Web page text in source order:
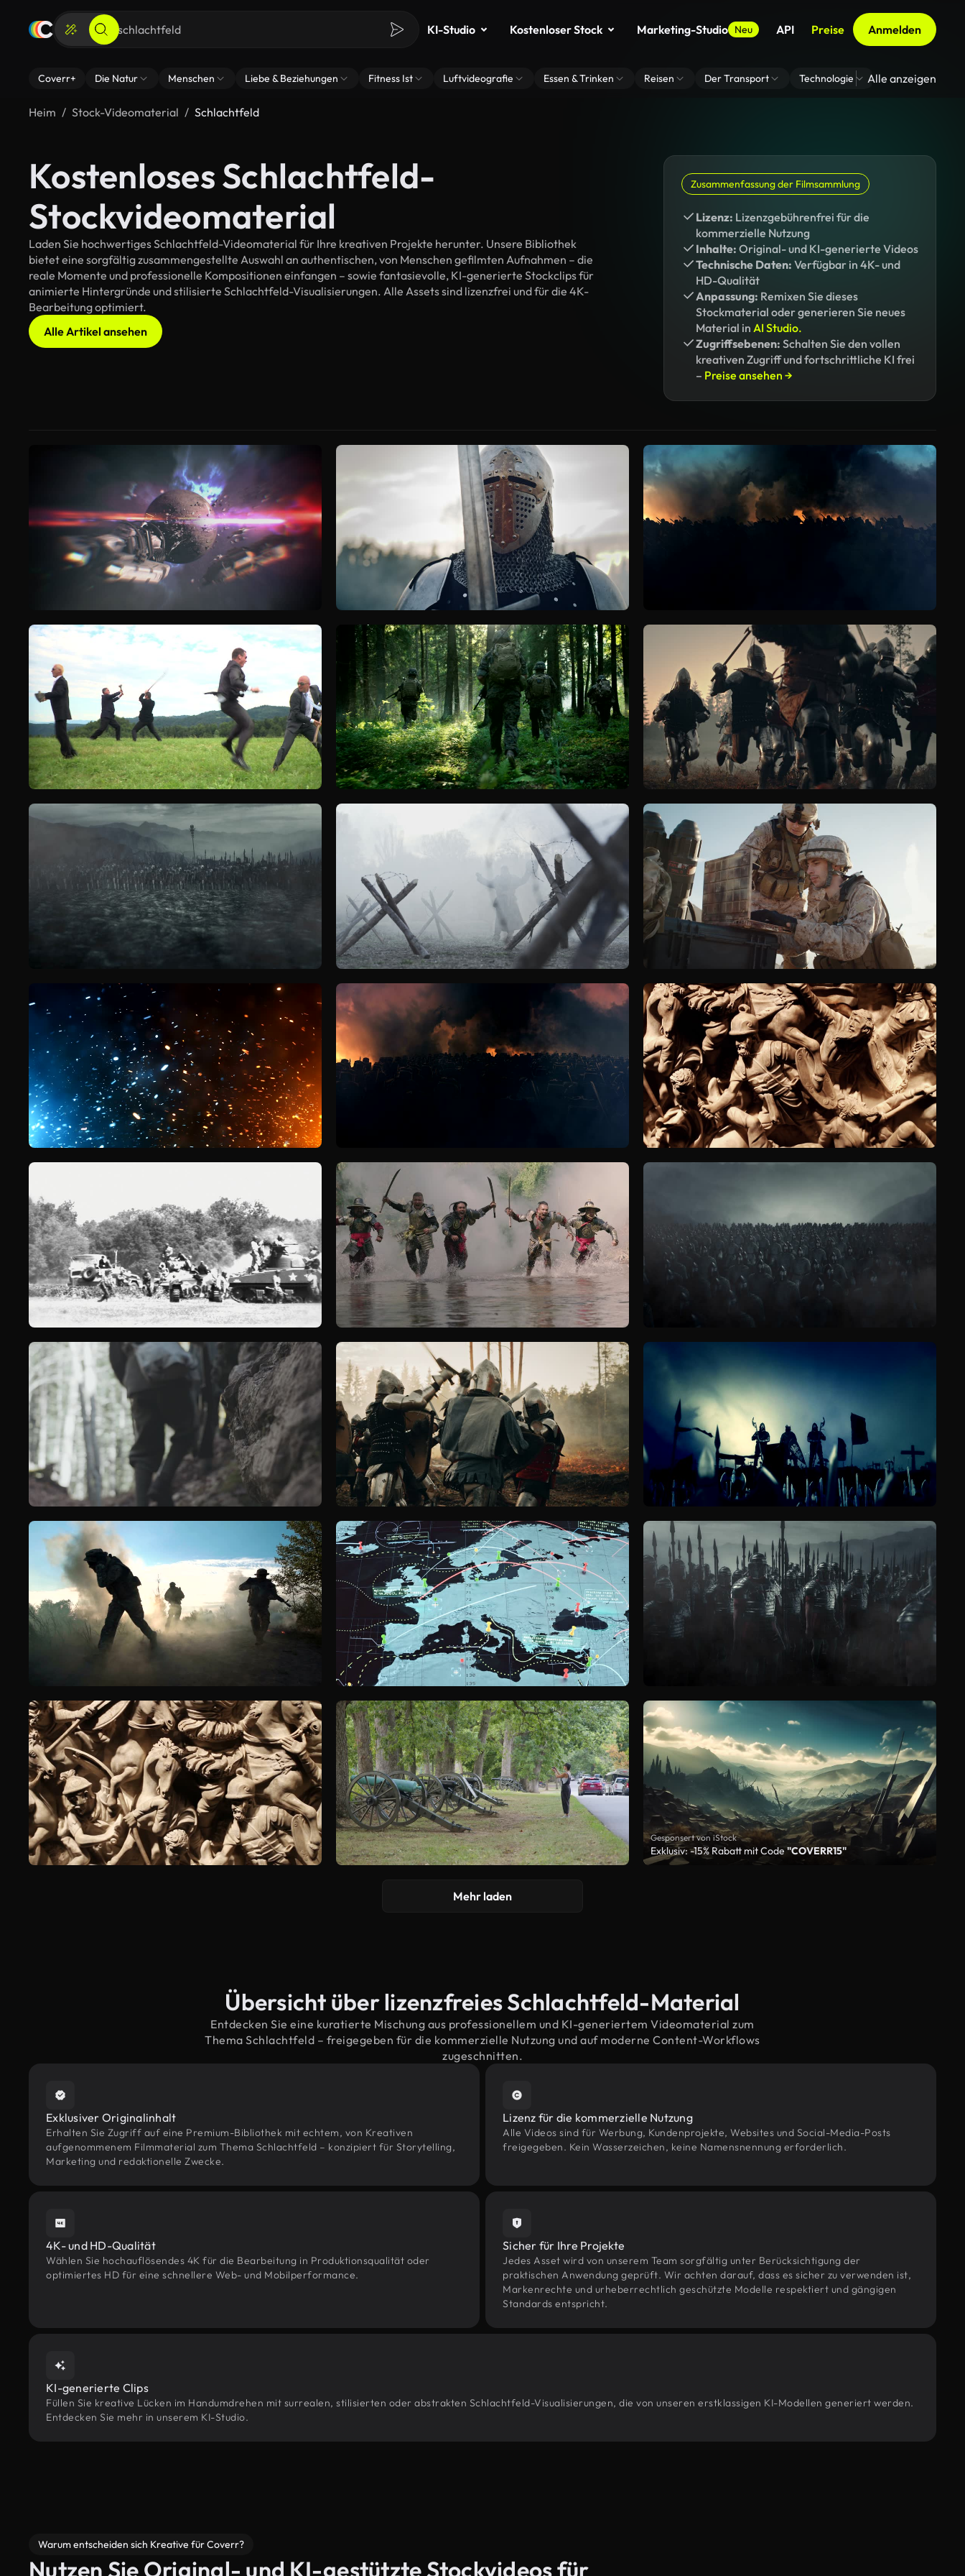
KI-Studio Kostenloser Stock Marketing-Studio Neu API Preise Anmelden
Coverr+ Die Natur Menschen Liebe & Beziehungen Fitness Ist Luftvideografie Essen & Trinken Reisen Der Transport Technologie Zoom Virtuelle
Alle anzeigen
Heim Stock-Videomaterial Schlachtfeld
Kostenloses Schlachtfeld-
Stockvideomaterial
Laden Sie hochwertiges Schlachtfeld-Videomaterial für Ihre kreativen Projekte herunter. Unsere Bibliothek
bietet eine sorgfältig zusammengestellte Auswahl an authentischen, von Menschen gefilmten Aufnahmen – die
reale Momente und professionelle Kompositionen einfangen – sowie fantasievolle, KI-generierte Stockclips für
animierte Hintergründe und stilisierte Schlachtfeld-Visualisierungen. Alle Assets sind lizenzfrei und für die 4K-
Bearbeitung optimiert.
Alle Artikel ansehen
Zusammenfassung der Filmsammlung
Lizenz: Lizenzgebührenfrei für die
kommerzielle Nutzung
Inhalte: Original- und KI-generierte Videos
Technische Daten: Verfügbar in 4K- und
HD-Qualität
Anpassung: Remixen Sie dieses
Stockmaterial oder generieren Sie neues
Material in AI Studio.
Zugriffsebenen: Schalten Sie den vollen
kreativen Zugriff und fortschrittliche KI frei
– Preise ansehen →
Gesponsert von iStock
Exklusiv: -15% Rabatt mit Code"COVERR15"
Mehr laden
Übersicht über lizenzfreies Schlachtfeld-Material
Entdecken Sie eine kuratierte Mischung aus professionellem und KI-generiertem Videomaterial zum
Thema Schlachtfeld – freigegeben für die kommerzielle Nutzung und auf moderne Content-Workflows
zugeschnitten.
Exklusiver Originalinhalt
Erhalten Sie Zugriff auf eine Premium-Bibliothek mit echtem, von Kreativen
aufgenommenem Filmmaterial zum Thema Schlachtfeld – konzipiert für Storytelling,
Marketing und redaktionelle Zwecke.
Lizenz für die kommerzielle Nutzung
Alle Videos sind für Werbung, Kundenprojekte, Websites und Social-Media-Posts
freigegeben. Kein Wasserzeichen, keine Namensnennung erforderlich.
4K- und HD-Qualität
Wählen Sie hochauflösendes 4K für die Bearbeitung in Produktionsqualität oder
optimiertes HD für eine schnellere Web- und Mobilperformance.
Sicher für Ihre Projekte
Jedes Asset wird von unserem Team sorgfältig unter Berücksichtigung der
praktischen Anwendung geprüft. Wir achten darauf, dass es sicher zu verwenden ist,
Markenrechte und urheberrechtlich geschützte Modelle respektiert und gängigen
Standards entspricht.
KI-generierte Clips
Füllen Sie kreative Lücken im Handumdrehen mit surrealen, stilisierten oder abstrakten Schlachtfeld-Visualisierungen, die von unseren erstklassigen KI-Modellen generiert werden.
Entdecken Sie mehr in unserem KI-Studio.
Warum entscheiden sich Kreative für Coverr?
Nutzen Sie Original- und KI-gestützte Stockvideos für